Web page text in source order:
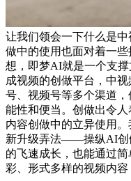
让我们领会一下什么是
做中的使用也面对着一
想，即梦AI就是一个支
成视频的创做平台，中
号、视频号等多个渠道
能性和便当。创做出令
内容创做中的立异使用
新升级弄法——操纵AI创
的飞速成长，也能通过
彩、形式多样的视频内容